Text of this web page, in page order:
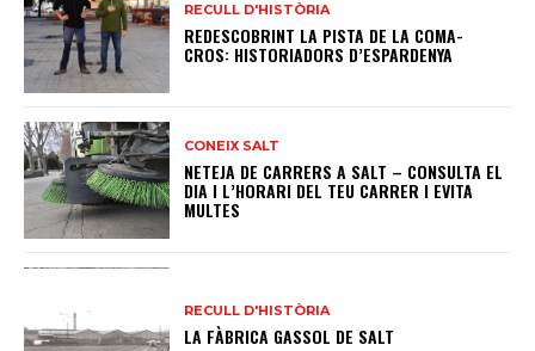
RECULL D'HISTÒRIA
REDESCOBRINT LA PISTA DE LA COMA-
CROS: HISTORIADORS D’ESPARDENYA
CONEIX SALT
NETEJA DE CARRERS A SALT – CONSULTA EL
DIA I L’HORARI DEL TEU CARRER I EVITA
MULTES
RECULL D'HISTÒRIA
LA FÀBRICA GASSOL DE SALT